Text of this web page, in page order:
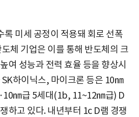
록 미세 공정이 적용돼 회로 선폭
체 기업은 이를 통해 반도체의 크
여 성능과 전력 효율 등을 향상시
하이닉스, 마이크론 등은 10㎚
㎚급 5세대(1b, 11~12㎚급) D
하고 있다. 내년부터 1c D램 경쟁